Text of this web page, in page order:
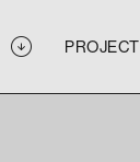
PROJECT